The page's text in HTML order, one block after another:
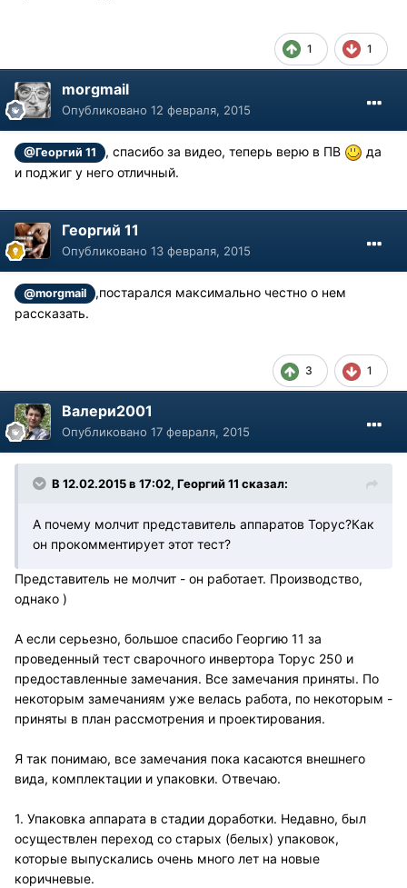
1 1
morgmail
Опубликовано 12 февраля, 2015
@Георгий 11 , спасибо за видео, теперь верю в ПВ
да
и поджиг у него отличный.
Георгий 11
Опубликовано 13 февраля, 2015
@morgmail
,постарался максимально честно о нем
рассказать.
3 1
Валери2001
Опубликовано 17 февраля, 2015
В 12.02.2015 в 17:02, Георгий 11 сказал:
А почему молчит представитель аппаратов Торус?Как
он прокомментирует этот тест?
Представитель не молчит - он работает. Производство,
однако )
А если серьезно, большое спасибо Георгию 11 за
проведенный тест сварочного инвертора Торус 250 и
предоставленные замечания. Все замечания приняты. По
некоторым замечаниям уже велась работа, по некоторым -
приняты в план рассмотрения и проектирования.
Я так понимаю, все замечания пока касаются внешнего
вида, комплектации и упаковки. Отвечаю.
1. Упаковка аппарата в стадии доработки. Недавно, был
осуществлен переход со старых (белых) упаковок,
которые выпускались очень много лет на новые
коричневые.